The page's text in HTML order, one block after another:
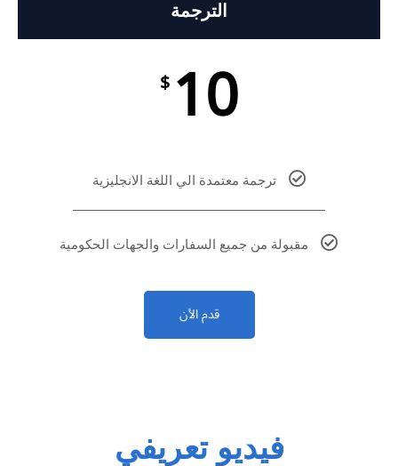
الترجمة
10
$
ترجمة معتمدة الي اللغة الانجليزية
مقبولة من جميع السفارات والجهات الحكومية
قدم الأن
فيديو تعريفي